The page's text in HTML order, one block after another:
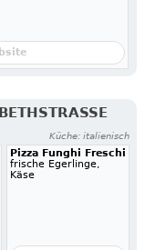
Küche: italienisch
Pizza Funghi Freschi
frische Egerlinge,
Käse